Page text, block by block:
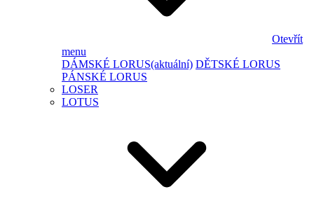
Otevřít
menu
DÁMSKÉ LORUS(aktuální) DĚTSKÉ LORUS
PÁNSKÉ LORUS
LOSER
LOTUS